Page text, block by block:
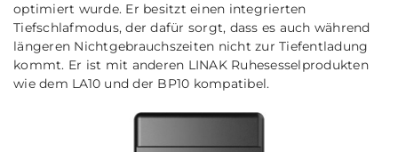
optimiert wurde. Er besitzt einen integrierten
Tiefschlafmodus, der dafür sorgt, dass es auch während
längeren Nichtgebrauchszeiten nicht zur Tiefentladung
kommt. Er ist mit anderen LINAK Ruhesesselprodukten
wie dem LA10 und der BP10 kompatibel.